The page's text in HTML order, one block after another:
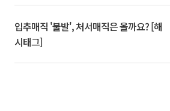
입추매직 '불발', 처서매직은 올까요? [해
시태그]